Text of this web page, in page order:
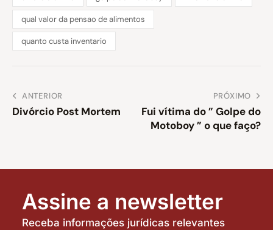
qual valor da pensao de alimentos
quanto custa inventario
ANTERIOR
Divórcio Post Mortem
PRÓXIMO
Fui vítima do ” Golpe do
Motoboy ” o que faço?
Assine a newsletter
Receba informações jurídicas relevantes